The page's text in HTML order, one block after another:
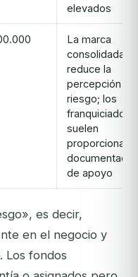
elevados
La marca
consolidada
reduce la
percepción del
riesgo; los
suelen
proporcionar
de apoyo
es decir,
en el negocio y
Los fondos